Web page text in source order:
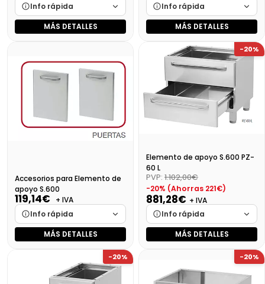
Info rápida
Marca
Cargando…
Disponibilidad
Cargando…
Precio final (+21%)
4174,02 €
MÁS DETALLES
Info rápida
Marca
Cargando…
Medidas
Cargando…
Disponibilidad
Cargando…
Precio final (+21%) 2410,71 €
MÁS DETALLES
Accesorios para Elemento de
apoyo S.600
119,14€
+ IVA
Info rápida
Marca
Cargando…
Cargando…
Disponibilidad
Cargando…
MÁS DETALLES
-20%
Elemento de apoyo S.600 PZ-
60 L
PVP: 1.102,00€
-20% (Ahorras 221€)
881,28€ + IVA
Info rápida
Marca
Cargando…
Cargando…
Disponibilidad
Cargando…
MÁS DETALLES
-20% -20%